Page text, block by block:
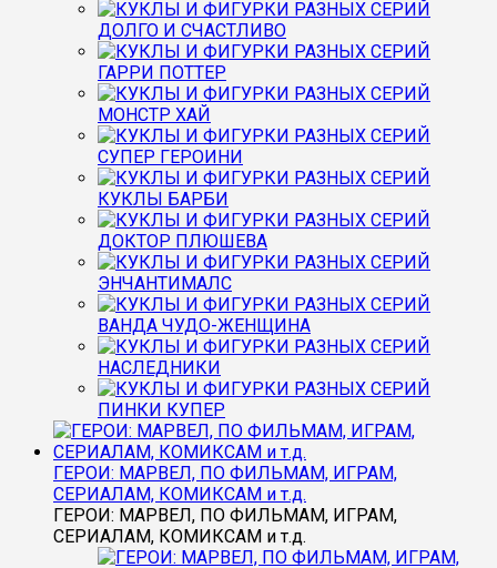
ДОЛГО И СЧАСТЛИВО
ГАРРИ ПОТТЕР
МОНСТР ХАЙ
СУПЕР ГЕРОИНИ
КУКЛЫ БАРБИ
ДОКТОР ПЛЮШЕВА
ЭНЧАНТИМАЛС
ВАНДА ЧУДО-ЖЕНЩИНА
НАСЛЕДНИКИ
ПИНКИ КУПЕР
ГЕРОИ: МАРВЕЛ, ПО ФИЛЬМАМ, ИГРАМ,
СЕРИАЛАМ, КОМИКСАМ и т.д.
ГЕРОИ: МАРВЕЛ, ПО ФИЛЬМАМ, ИГРАМ,
СЕРИАЛАМ, КОМИКСАМ и т.д.